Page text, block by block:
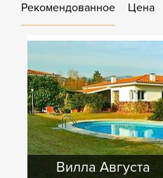
Рекомендованное
Цена
Вилла Августа